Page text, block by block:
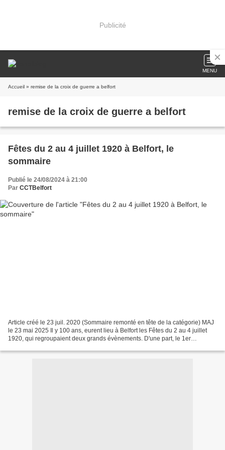
Publicité
MENU
Accueil » remise de la croix de guerre a belfort
remise de la croix de guerre a belfort
Fêtes du 2 au 4 juillet 1920 à Belfort, le
sommaire
Publié le 24/08/2024 à 21:00
Par CCTBelfort
Article créé le 23 juil. 2020 (Sommaire remonté en tête de la catégorie) MAJ
le 23 mai 2025 Il y 100 ans, eurent lieu à Belfort les Fêtes du 2 au 4 juillet
1920, qui regroupaient deux grands évènements. D'une part, le 1er